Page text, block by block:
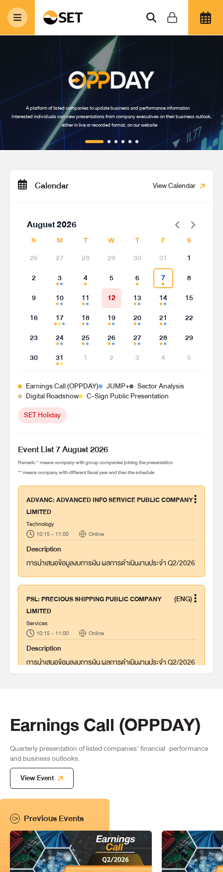
A platform of listed companies to update business and performance information
Interested individuals can view presentations from company executives on their business outlook,
either in live or recorded format, on our website
Calendar View Calendar
August 2026
S M T W T F
S
26
27 28 29 30 31
1
2
3 4 5 6 7
8
9
10 11 12 13 14
15
16
17 18 19 20 21
22
23
24 25 26 27 28
29
30
31 1 2 3 4 5
Earnings Call (OPPDAY) JUMP+
Sector Analysis
Digital Roadshow
C-Sign Public Presentation
SET Holiday
Event List 7 August 2026
Remark: * means company with group companies joining the presentation
** means company with different fiscal year end than the schedule
ADVANC: ADVANCED INFO SERVICE PUBLIC COMPANY
LIMITED
Technology
10:15 - 11:00
Online
Description
การนำเสนอข้อมูลงบการเงิน ผลการดำเนินงานประจำ Q2/2026
PSL: PRECIOUS SHIPPING PUBLIC COMPANY
LIMITED
(ENG)
Services
10:15 - 11:00
Online
Description
การนำเสนอข้อมูลงบการเงิน ผลการดำเนินงานประจำ Q2/2026
Industrials
10:15 - 11:00
Online
Description
การนำเสนอข้อมูลงบการเงิน ผลการดำเนินงานประจำ Q2/2026
SYNEX: SYNNEX (THAILAND) PUBLIC COMPANY
Technology
11:15 - 12:00
Online
Description
การนำเสนอข้อมูลงบการเงิน ผลการดำเนินงานประจำ Q2/2026
Earnings Call (OPPDAY)
Quarterly presentation of listed companies’ financial performance
and business outlooks.
View Event
Previous Events